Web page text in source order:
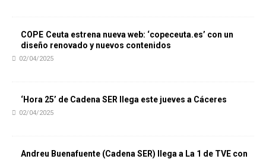
COPE Ceuta estrena nueva web: ‘copeceuta.es’ con un
diseño renovado y nuevos contenidos
02/04/2025
‘Hora 25’ de Cadena SER llega este jueves a Cáceres
02/04/2025
Andreu Buenafuente (Cadena SER) llega a La 1 de TVE con